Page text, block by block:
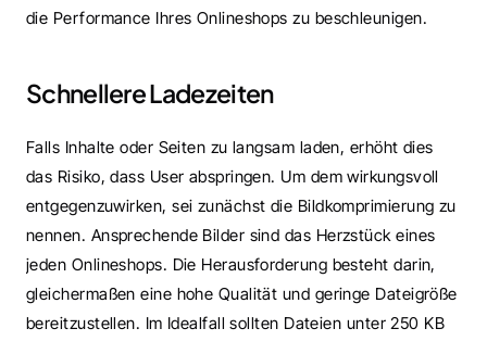
die Performance Ihres Onlineshops zu beschleunigen.
Schnellere Ladezeiten
Falls Inhalte oder Seiten zu langsam laden, erhöht dies
das Risiko, dass User abspringen. Um dem wirkungsvoll
entgegenzuwirken, sei zunächst die Bildkomprimierung zu
nennen. Ansprechende Bilder sind das Herzstück eines
jeden Onlineshops. Die Herausforderung besteht darin,
gleichermaßen eine hohe Qualität und geringe Dateigröße
bereitzustellen. Im Idealfall sollten Dateien unter 250 KB